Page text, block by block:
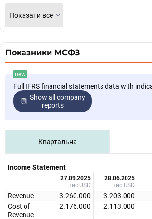
Показати все
Показники МСФЗ
new
Full IFRS financial statements data with
Show all company
reports
Квартальна
Income Statement
27.09.2025
тис USD
28.06.2025
тис USD
Revenue 3.260.000 3.203.000
Cost of
Revenue
2.176.000 2.113.000